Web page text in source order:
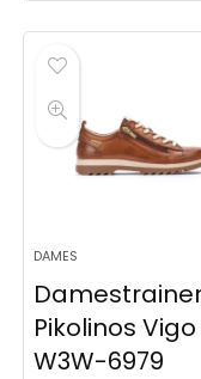
DAMES
Pikolinos Vigo
W3W-6979